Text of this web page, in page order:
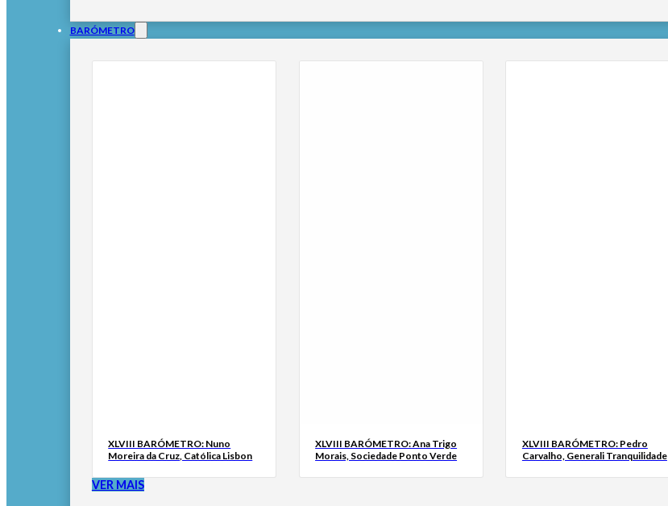
BARÓMETRO
XLVIII BARÓMETRO: Nuno
Moreira da Cruz, Católica Lisbon
XLVIII BARÓMETRO: Ana Trigo
Morais, Sociedade Ponto Verde
XLVIII BARÓMETRO: Pedro
Carvalho, Generali Tranquilidade
VER MAIS